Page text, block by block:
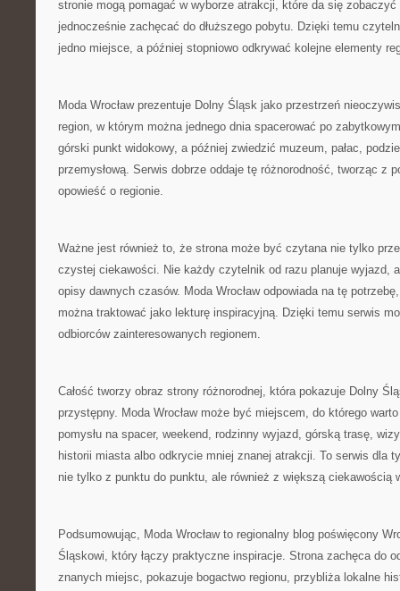
stronie mogą pomagać w wyborze atrakcji, które da się
jednocześnie zachęcać do dłuższego pobytu. Dzięki temu
jedno miejsce, a później stopniowo odkrywać kolejne elementy
Moda Wrocław prezentuje Dolny Śląsk jako przestrzeń
region, w którym można jednego dnia spacerować po
górski punkt widokowy, a później zwiedzić muzeum, pałac,
przemysłową. Serwis dobrze oddaje tę różnorodność, tworząc z
opowieść o regionie.
Ważne jest również to, że strona może być czytana nie tylko
czystej ciekawości. Nie każdy czytelnik od razu planuje wyjazd,
opisy dawnych czasów. Moda Wrocław odpowiada na tę
można traktować jako lekturę inspiracyjną. Dzięki temu serwis
odbiorców zainteresowanych regionem.
Całość tworzy obraz strony różnorodnej, która pokazuje Dolny
przystępny. Moda Wrocław może być miejscem, do którego
pomysłu na spacer, weekend, rodzinny wyjazd, górską trasę,
historii miasta albo odkrycie mniej znanej atrakcji. To serwis dla
nie tylko z punktu do punktu, ale również z większą ciekawością
Podsumowując, Moda Wrocław to regionalny blog poświęcony
Śląskowi, który łączy praktyczne inspiracje. Strona zachęca do
znanych miejsc, pokazuje bogactwo regionu, przybliża lokalne